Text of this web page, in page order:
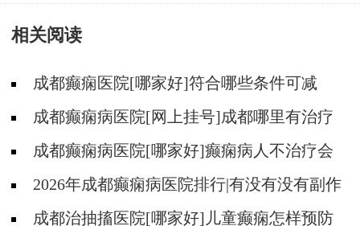
的危害
相关阅读
成都癫痫医院[哪家好]符合哪些条件可减
药、停药?
成都癫痫病医院[网上挂号]成都哪里有治疗
癫痫的中医?
成都癫痫病医院[哪家好]癫痫病人不治疗会
怎样?2026年成都癫痫病医院排行|有没有没有副作
用的抗癫痫药物呢？
成都治抽搐医院[哪家好]儿童癫痫怎样预防